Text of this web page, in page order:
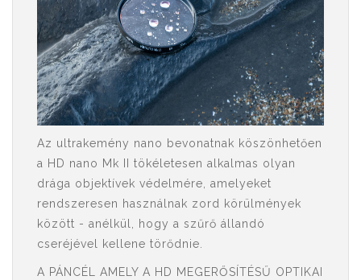
Az ultrakemény nano bevonatnak köszönhetően
a HD nano Mk II tökéletesen alkalmas olyan
drága objektívek védelmére, amelyeket
rendszeresen használnak zord körülmények
között - anélkül, hogy a szűrő állandó
cseréjével kellene törődnie.
A PÁNCÉL AMELY A HD MEGERŐSÍTÉSŰ OPTIKAI